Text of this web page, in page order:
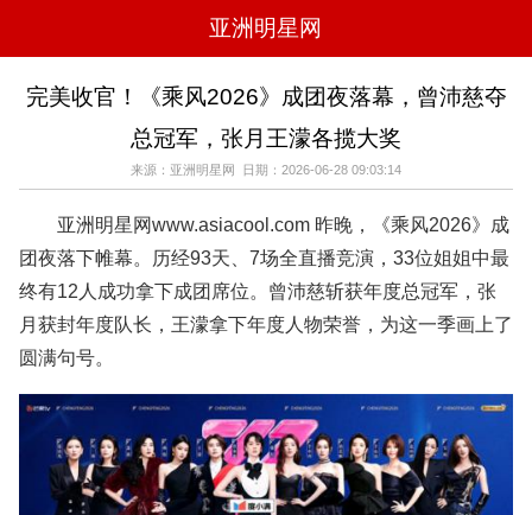
亚洲明星网
电影 综艺
音乐
时尚
八卦 华人男明星
华人女明星
韩国男明星 日本男明星
欧美男明星 泰国女明星
完美收官！《乘风2026》成团夜落幕，曾沛慈夺
总冠军，张月王濛各揽大奖
来源：亚洲明星网 日期：2026-06-28 09:03:14
亚洲明星网www.asiacool.com 昨晚，《乘风2026》成
团夜落下帷幕。历经93天、7场全直播竞演，33位姐姐中最
终有12人成功拿下成团席位。曾沛慈斩获年度总冠军，张
月获封年度队长，王濛拿下年度人物荣誉，为这一季画上了
圆满句号。